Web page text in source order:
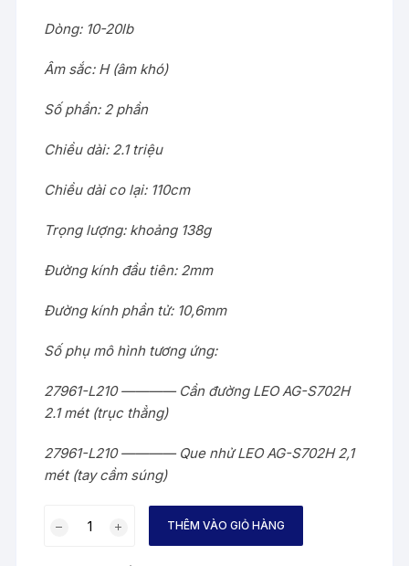
Dòng: 10-20lb
Âm sắc: H (âm khó)
Số phần: 2 phần
Chiều dài: 2.1 triệu
Chiều dài co lại: 110cm
Trọng lượng: khoảng 138g
Đường kính đầu tiên: 2mm
Đường kính phần tử: 10,6mm
Số phụ mô hình tương ứng:
27961-L210 ———— Cần đường LEO AG-S702H
2.1 mét (trục thẳng)
27961-L210 ———— Que nhử LEO AG-S702H 2,1
mét (tay cầm súng)
THÊM VÀO GIỎ HÀNG